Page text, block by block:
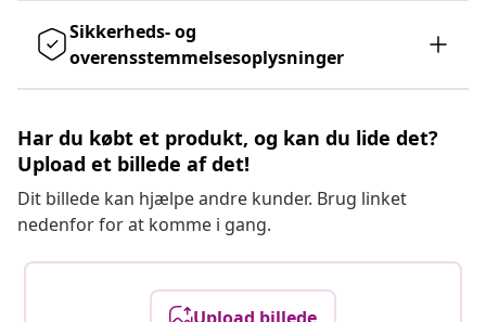
Sikkerheds- og
overensstemmelsesoplysninger
Har du købt et produkt, og kan du lide det?
Upload et billede af det!
Dit billede kan hjælpe andre kunder. Brug linket
nedenfor for at komme i gang.